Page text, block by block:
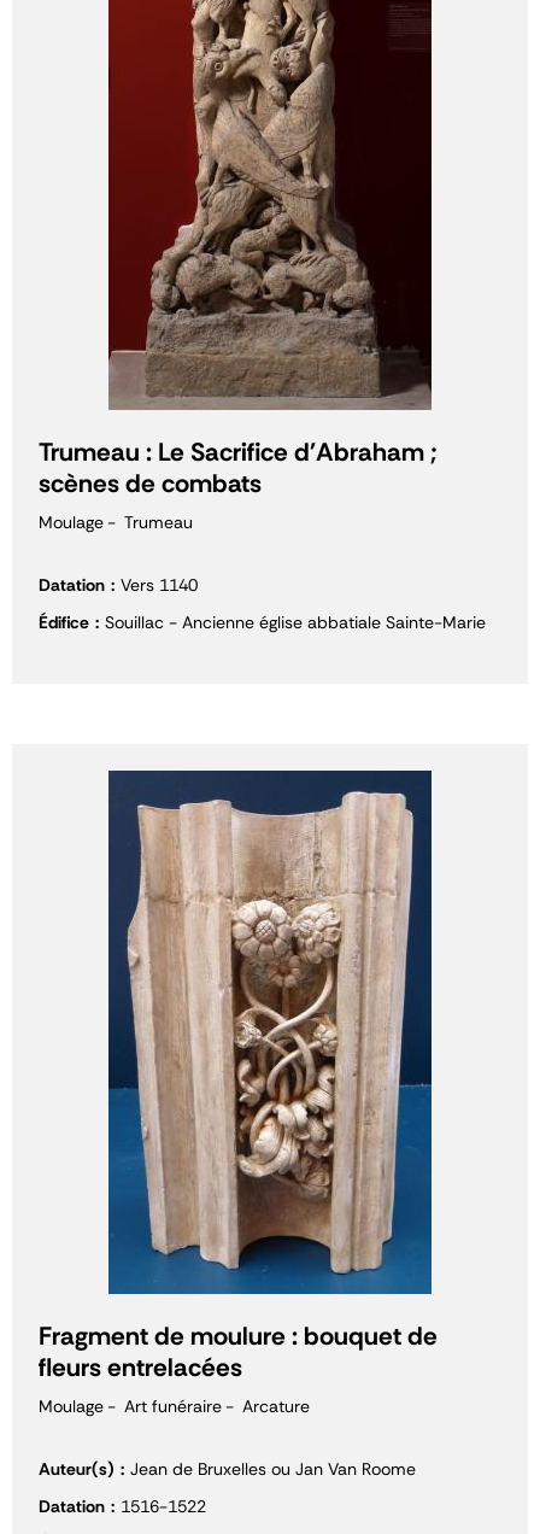
Trumeau : Le Sacrifice d'Abraham ;
scènes de combats
Moulage Trumeau
Datation
Vers 1140
Édifice
Souillac - Ancienne église abbatiale Sainte-Marie
Fragment de moulure : bouquet de
fleurs entrelacées
Moulage Art funéraire Arcature
Auteur(s)
Jean de Bruxelles ou Jan Van Roome
Datation
1516-1522